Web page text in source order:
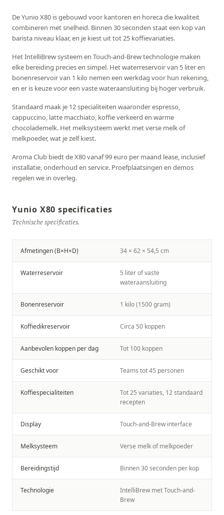
De Yunio X80 is gebouwd voor kantoren en horeca die kwaliteit
combineren met snelheid. Binnen 30 seconden staat een kop van
barista niveau klaar, en je kiest uit tot 25 koffievariaties.
Het IntelliBrew systeem en Touch-and-Brew technologie maken
elke bereiding precies en simpel. Het waterreservoir van 5 liter en
bonenreservoir van 1 kilo nemen een werkdag voor hun rekening,
en er is keuze voor een vaste wateraansluiting bij hoger verbruik.
Standaard maak je 12 specialiteiten waaronder espresso,
cappuccino, latte macchiato, koffie verkeerd en warme
chocolademelk. Het melksysteem werkt met verse melk of
melkpoeder, wat je zelf kiest.
Aroma Club biedt de X80 vanaf 99 euro per maand lease, inclusief
installatie, onderhoud en service. Proefplaatsingen en demos
regelen we in overleg.
Yunio X80 specificaties
Technische specificaties.
Afmetingen (B×H×D) 34 × 62 × 54,5 cm
Waterreservoir
5 liter of vaste
wateraansluiting
Bonenreservoir 1 kilo (1500 gram)
Koffiedikreservoir Circa 50 koppen
Aanbevolen koppen per dag Tot 100 koppen
Geschikt voor Teams tot 45 personen
Koffiespecialiteiten
Tot 25 variaties, 12 standaard
recepten
Display Touch-and-Brew interface
Melksysteem Verse melk of melkpoeder
Bereidingstijd Binnen 30 seconden per kop
Technologie
IntelliBrew met Touch-and-
Brew